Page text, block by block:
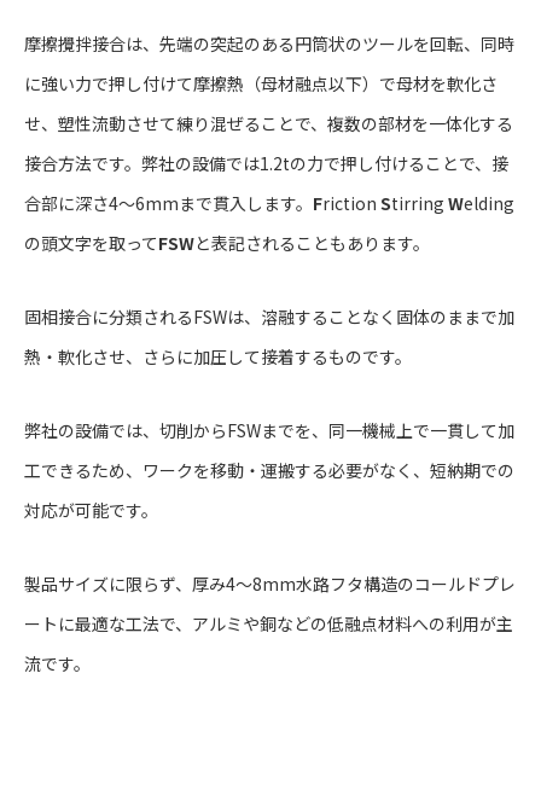
摩擦攪拌接合は、先端の突起のある円筒状のツールを回転、同時
に強い力で押し付けて摩擦熱（母材融点以下）で母材を軟化さ
せ、塑性流動させて練り混ぜることで、複数の部材を一体化する
接合方法です。弊社の設備では1.2tの力で押し付けることで、接
合部に深さ4〜6mmまで貫入します。 Friction Stirring Welding
の頭文字を取ってFSWと表記されることもあります。
固相接合に分類されるFSWは、溶融することなく固体のままで加
熱・軟化させ、さらに加圧して接着するものです。
弊社の設備では、切削からFSWまでを、同一機械上で一貫して加
工できるため、ワークを移動・運搬する必要がなく、短納期での
対応が可能です。
製品サイズに限らず、厚み4〜8mm水路フタ構造のコールドプレ
ートに最適な工法で、アルミや銅などの低融点材料への利用が主
流です。